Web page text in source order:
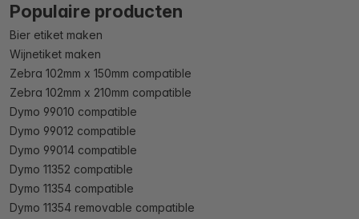
Populaire producten
Bier etiket maken
Wijnetiket maken
Zebra 102mm x 150mm compatible
Zebra 102mm x 210mm compatible
Dymo 99010 compatible
Dymo 99012 compatible
Dymo 99014 compatible
Dymo 11352 compatible
Dymo 11354 compatible
Dymo 11354 removable compatible